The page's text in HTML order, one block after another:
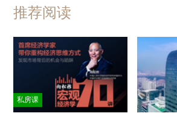
推荐阅读
私房课